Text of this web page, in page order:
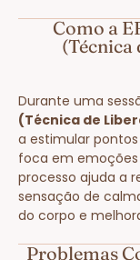
Como a
(Técnica
Durante uma
(Técnica de
a estimular
foca em emoções
processo ajuda a
sensação de
do corpo e
Problemas